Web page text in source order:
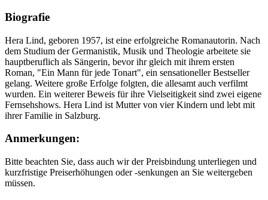
Biografie
Hera Lind, geboren 1957, ist eine erfolgreiche Romanautorin. Nach
dem Studium der Germanistik, Musik und Theologie arbeitete sie
hauptberuflich als Sängerin, bevor ihr gleich mit ihrem ersten
Roman, "Ein Mann für jede Tonart", ein sensationeller Bestseller
gelang. Weitere große Erfolge folgten, die allesamt auch verfilmt
wurden. Ein weiterer Beweis für ihre Vielseitigkeit sind zwei eigene
Fernsehshows. Hera Lind ist Mutter von vier Kindern und lebt mit
ihrer Familie in Salzburg.
Anmerkungen:
Bitte beachten Sie, dass auch wir der Preisbindung unterliegen und
kurzfristige Preiserhöhungen oder -senkungen an Sie weitergeben
müssen.